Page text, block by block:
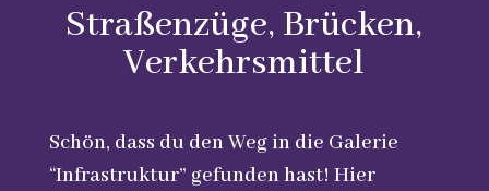
Straßenzüge, Brücken,
Verkehrsmittel
Schön, dass du den Weg in die Galerie
“Infrastruktur” gefunden hast! Hier